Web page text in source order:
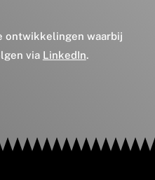
ontwikkelingen waarbij
via LinkedIn.